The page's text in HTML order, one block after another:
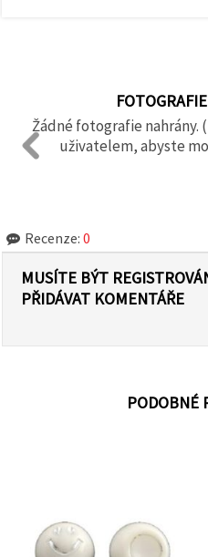
Žádné fotografie
uživatelem, abyste
Recenze: 0
MUSÍTE BÝT
PŘIDÁVAT KOMENTÁŘE
PODOBNÉ